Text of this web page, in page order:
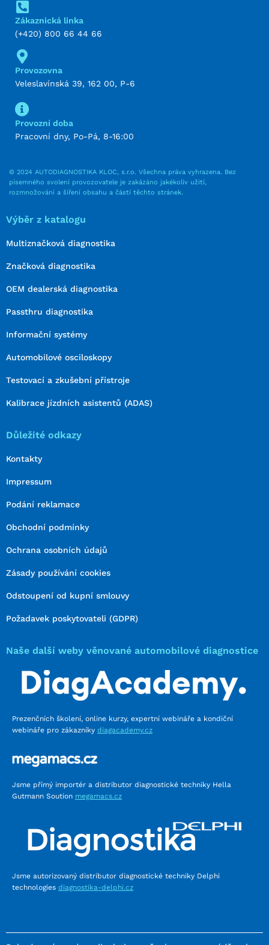
Zákaznická linka
(+420) 800 66 44 66
Provozovna
Veleslavínská 39, 162 00, P-6
Provozní doba
Pracovní dny, Po-Pá, 8-16:00
© 2024 AUTODIAGNOSTIKA KLOC, s.r.o. Všechna práva vyhrazena. Bez
písemného svolení provozovatele je zakázáno jakékoliv užití,
rozmnožování a šíření obsahu a částí těchto stránek.
Výběr z katalogu
Multiznačková diagnostika
Značková diagnostika
OEM dealerská diagnostika
Passthru diagnostika
Informační systémy
Automobilové osciloskopy
Testovací a zkušební přístroje
Kalibrace jízdních asistentů (ADAS)
Důležité odkazy
Kontakty
Impressum
Podání reklamace
Obchodní podmínky
Ochrana osobních údajů
Zásady používání cookies
Odstoupení od kupní smlouvy
Požadavek poskytovateli (GDPR)
Naše další weby věnované automobilové diagnostice
Prezenčních školení, online kurzy, expertní webináře a kondiční
webináře pro zákazníky diagacademy.cz
Jsme přímý importér a distributor diagnostické techniky Hella
Gutmann Soution megamacs.cz
Jsme autorizovaný distributor diagnostické techniky Delphi
technologies diagnostika-delphi.cz